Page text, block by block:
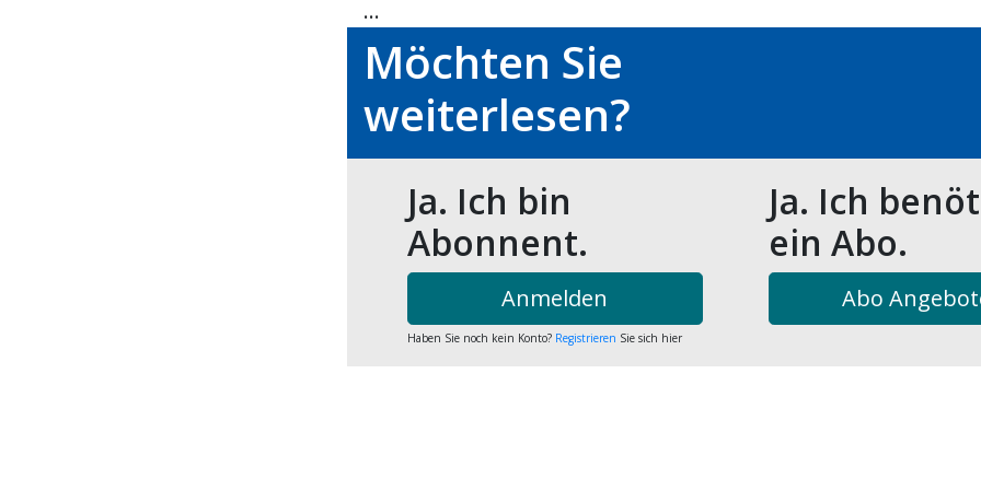
...
Möchten Sie
weiterlesen?
Ja. Ich bin
Abonnent.
Anmelden
Haben Sie noch kein Konto?Registrieren Sie sich hier
Ja. Ich
ein Abo.
Abo